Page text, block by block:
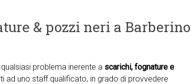
& pozzi neri a Barberino
problema inerente a scarichi, fognature e
ad uno staff qualificato, in grado di provvedere